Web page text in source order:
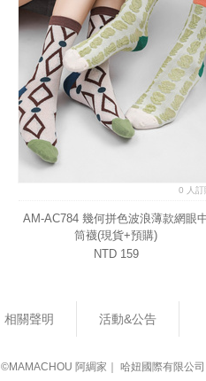
0 人訂
AM-AC784 幾何拼色波浪薄款網眼
筒襪(現貨+預購)
NTD 159
相關聲明 活動&公告
©MAMACHOU 阿綢家｜ 哈妞國際有限公